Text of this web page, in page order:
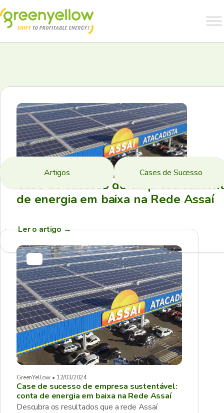
Case de sucesso de empresa
de energia em baixa na Rede Assaí
Ler o artigo→
Artigos Cases de Sucesso
GreenYellow • 12/03/2024
Case de sucesso de empresa sustentável:
conta de energia em baixa na Rede Assaí
Descubra os resultados que a rede Assaí